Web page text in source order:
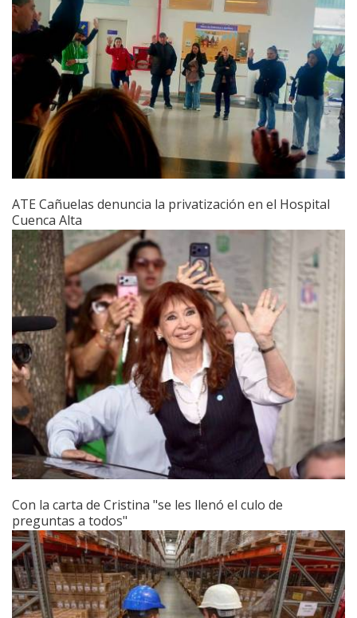
ATE Cañuelas denuncia la privatización en el Hospital
Cuenca Alta
Con la carta de Cristina "se les llenó el culo de
preguntas a todos"